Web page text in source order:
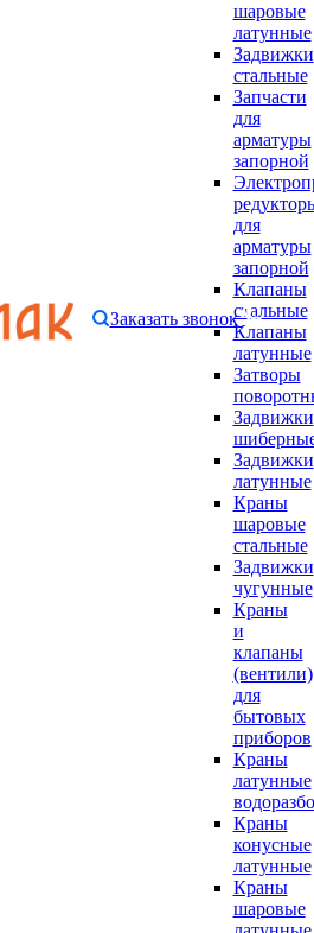
шаровые
латунные
Задвижки
стальные
Запчасти
для
арматуры
запорной
для
арматуры
запорной
Клапаны
стальные
Клапаны
латунные
Затворы
Задвижки
Задвижки
латунные
Краны
шаровые
стальные
Задвижки
чугунные
Краны
и
клапаны
(вентили)
для
бытовых
приборов
Краны
латунные
Краны
конусные
латунные
Краны
шаровые
Заказать звонок